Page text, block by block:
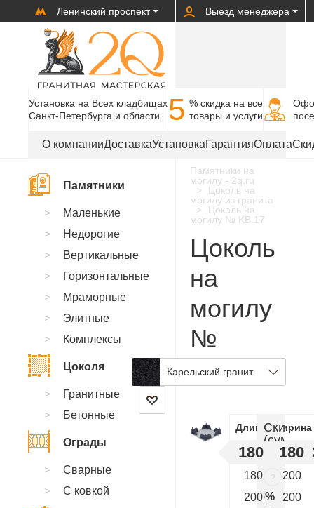
Ленинский проспект Выезд менеджера
Установка на Всех кладбищах
Санкт-Петербурга и области
5 % cкидка на все
товары и услуги
О компанииДоставкаУстановкаГарантияОплата
Памятники на
могилу - 2q.ru
Цоколь на
могилу из гранита
Цоколь на
могилу № KB.17
Цоколь
на
могилу
№
KB.17
Карельский гранит
ДлиннаШирина
180 180
180
200
200
200
Скидки
:
?
5%
Памятники
Маленькие
Недорогие
Вертикальные
Горизонтальные
Мраморные
Элитные
Комплексы
Цоколя
Гранитные
Бетонные
Ограды
Сварные
С ковкой